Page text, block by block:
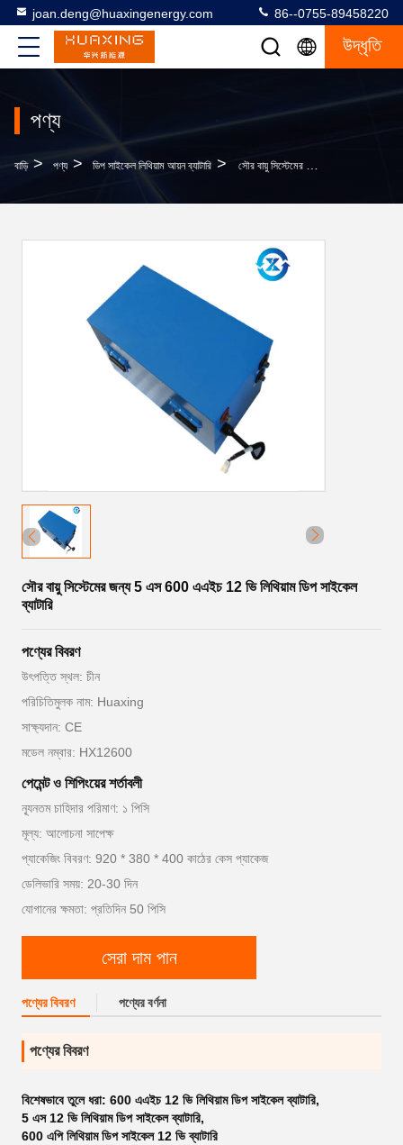
joan.deng@huaxingenergy.com 86--0755-89458220
উদ্ধৃতি
পণ্য
বাড়ি > পণ্য > ডিপ সাইকেল লিথিয়াম আয়ন ব্যাটারি > সৌর বায়ু সিস্টেমের জন্য 5 এস 600 এএইচ 12 ভি লিথিয়াম ডিপ সাইকেল ব্যাটারি
সৌর বায়ু সিস্টেমের জন্য 5 এস 600 এএইচ 12 ভি লিথিয়াম ডিপ সাইকেল
ব্যাটারি
পণ্যের বিবরণ
উৎপত্তি স্থল: চীন
পরিচিতিমুলক নাম: Huaxing
সাক্ষ্যদান: CE
মডেল নম্বার: HX12600
পেমেন্ট ও শিপিংয়ের শর্তাবলী
ন্যূনতম চাহিদার পরিমাণ: ১ পিসি
মূল্য: আলোচনা সাপেক্ষ
প্যাকেজিং বিবরণ: 920 * 380 * 400 কাঠের কেস প্যাকেজ
ডেলিভারি সময়: 20-30 দিন
যোগানের ক্ষমতা: প্রতিদিন 50 পিসি
সেরা দাম পান
পণ্যের বিবরণ পণ্যের বর্ণনা
পণ্যের বিবরণ
বিশেষভাবে তুলে ধরা: 600 এএইচ 12 ভি লিথিয়াম ডিপ সাইকেল ব্যাটারি,
5 এস 12 ভি লিথিয়াম ডিপ সাইকেল ব্যাটারি,
600 এপি লিথিয়াম ডিপ সাইকেল 12 ভি ব্যাটারি